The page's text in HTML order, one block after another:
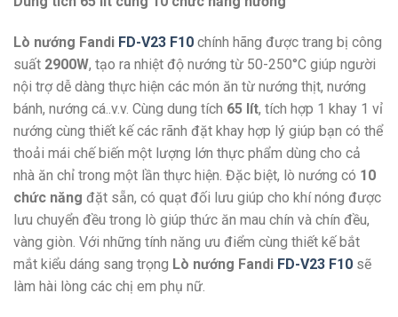
Lò nướng Fandi FD-V23 F10 chính hãng được trang bị công
suất 2900W, tạo ra nhiệt độ nướng từ 50-250°C giúp người
nội trợ dễ dàng thực hiện các món ăn từ nướng thịt, nướng
bánh, nướng cá..v.v. Cùng dung tích 65 lít, tích hợp 1 khay 1 vỉ
nướng cùng thiết kế các rãnh đặt khay hợp lý giúp bạn có thể
thoải mái chế biến một lượng lớn thực phẩm dùng cho cả
nhà ăn chỉ trong một lần thực hiện. Đặc biệt, lò nướng có 10
chức năng đặt sẵn, có quạt đối lưu giúp cho khí nóng được
lưu chuyển đều trong lò giúp thức ăn mau chín và chín đều,
vàng giòn. Với những tính năng ưu điểm cùng thiết kế bắt
mắt kiểu dáng sang trọng Lò nướng Fandi FD-V23 F10 sẽ
làm hài lòng các chị em phụ nữ.